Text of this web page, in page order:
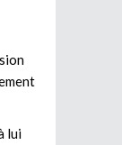
lui